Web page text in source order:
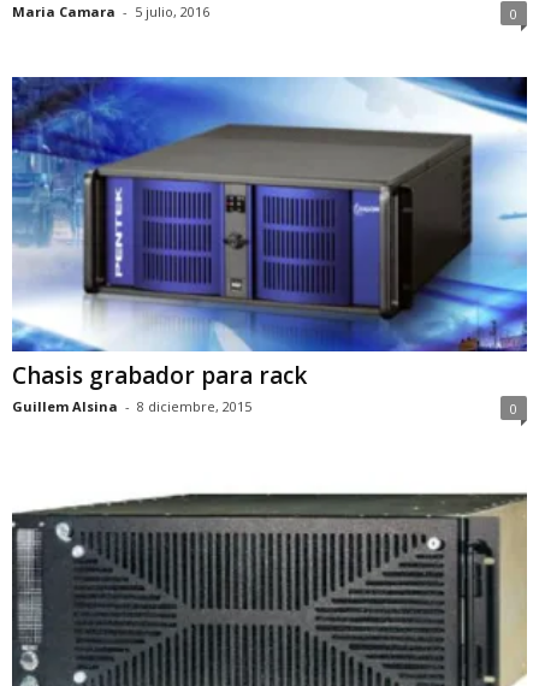
Maria Camara - 5 julio, 2016 0
Chasis grabador para rack
Guillem Alsina - 8 diciembre, 2015 0